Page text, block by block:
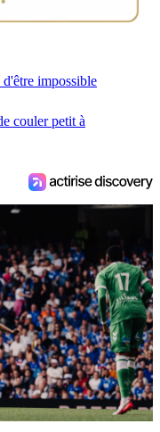
impossible
couler petit à